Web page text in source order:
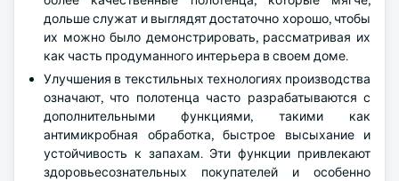
дольше служат и выглядят достаточно хорошо, чтобы
их можно было демонстрировать, рассматривая их
как часть продуманного интерьера в своем доме.
Улучшения в текстильных технологиях производства
означают, что полотенца часто разрабатываются с
дополнительными функциями, такими как
антимикробная обработка, быстрое высыхание и
устойчивость к запахам. Эти функции привлекают
здоровьесознательных покупателей и особенно